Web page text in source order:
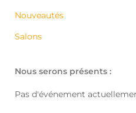
Nouveautés
Salons
Nous serons présents :
Pas d'événement